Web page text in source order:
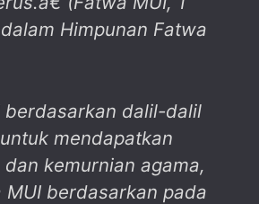
Himpunan Fatwa
berdasarkan dalil-dalil
mendapatkan
kemurnian agama,
berdasarkan pada